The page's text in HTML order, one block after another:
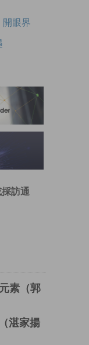
開眼界
訪通
素（郭
湛家揚